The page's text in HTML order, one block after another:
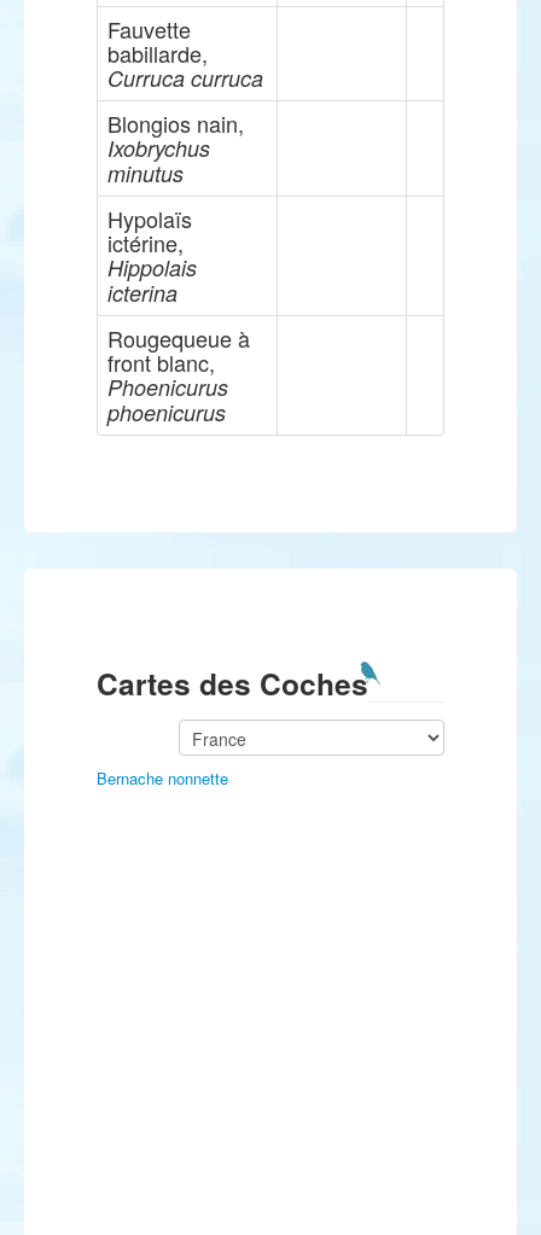
Fauvette
babillarde,
Curruca curruca
Blongios nain,
Ixobrychus
minutus
Hypolaïs
ictérine,
Hippolais
icterina
Rougequeue à
front blanc,
Phoenicurus
phoenicurus
Cartes des Coches
Bernache nonnette